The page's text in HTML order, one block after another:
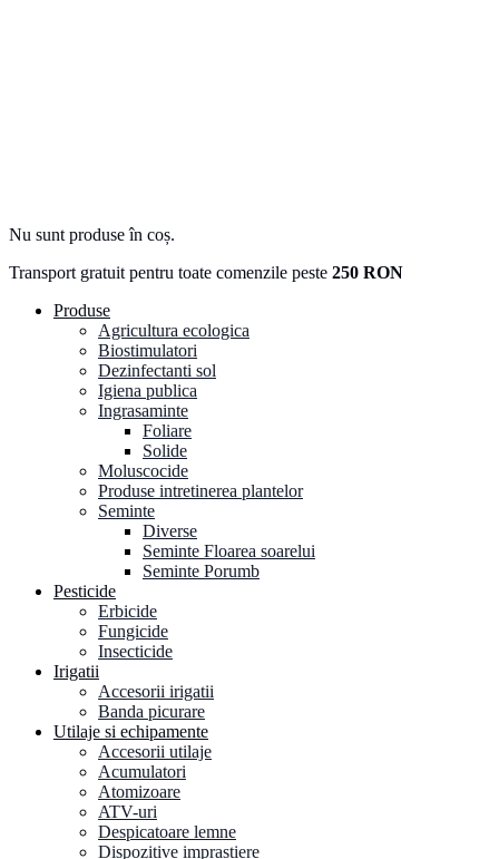
Nu sunt produse în coș.
Transport gratuit pentru toate comenzile peste 250 RON
Produse
Agricultura ecologica
Biostimulatori
Dezinfectanti sol
Igiena publica
Ingrasaminte
Foliare
Solide
Moluscocide
Produse intretinerea plantelor
Seminte
Diverse
Seminte Floarea soarelui
Seminte Porumb
Pesticide
Erbicide
Fungicide
Insecticide
Irigatii
Accesorii irigatii
Banda picurare
Utilaje si echipamente
Accesorii utilaje
Acumulatori
Atomizoare
ATV-uri
Despicatoare lemne
Dispozitive imprastiere